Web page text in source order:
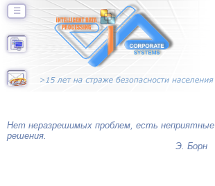
☰
Нет неразрешимых проблем, есть неприятные
решения.
Э. Борн